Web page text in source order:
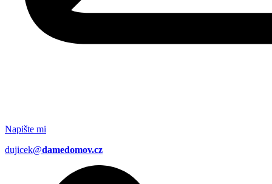
Napište mi
dujicek@damedomov.cz